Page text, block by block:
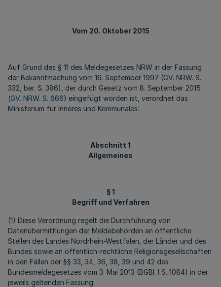
Vom 20. Oktober 2015
Auf Grund des § 11 des Meldegesetzes NRW in der Fassung
der Bekanntmachung vom 16. September 1997 (GV. NRW. S.
332, ber. S. 386), der durch Gesetz vom 8. September 2015
(GV. NRW. S. 666) eingefügt worden ist, verordnet das
Ministerium für Inneres und Kommunales:
Abschnitt 1
Allgemeines
§ 1
Begriff und Verfahren
(1) Diese Verordnung regelt die Durchführung von
Datenübermittlungen der Meldebehörden an öffentliche
Stellen des Landes Nordrhein-Westfalen, der Länder und des
Bundes sowie an öffentlich-rechtliche Religionsgesellschaften
in den Fällen der §§ 33, 34, 36, 38, 39 und 42 des
Bundesmeldegesetzes vom 3. Mai 2013 (BGBl. I S. 1084) in der
jeweils geltenden Fassung.